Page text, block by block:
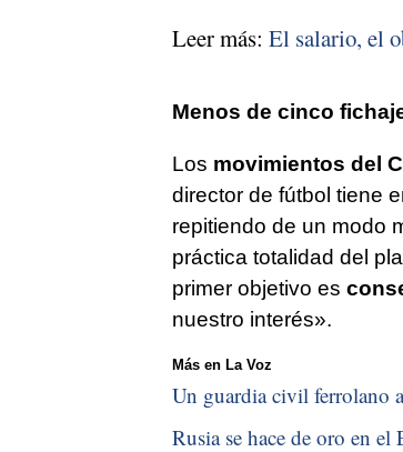
Leer más: El salario, el
Menos de cinco
Los movimientos del
director de fútbol tiene
repitiendo de un modo
práctica totalidad del
primer objetivo es
nuestro interés».
Más en La Voz
Un guardia civil ferrolano
Rusia se hace de oro en